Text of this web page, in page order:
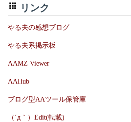
リンク
やる夫の感想ブログ
やる夫系掲示板
AAMZ Viewer
AAHub
ブログ型AAツール保管庫
（´д｀）Edit(転載)